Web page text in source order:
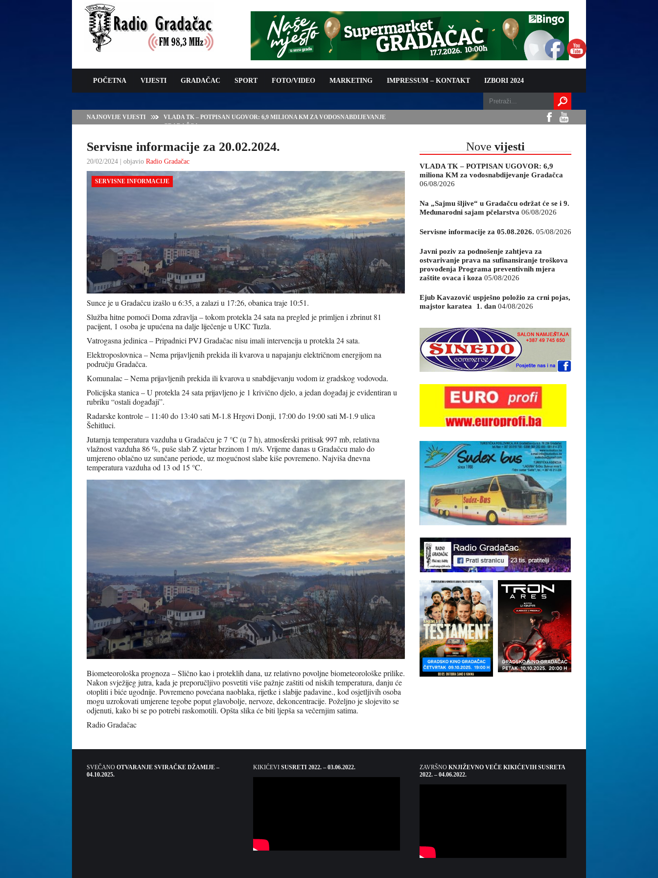
POČETNA VIJESTI GRADAČAC SPORT FOTO/VIDEO MARKETING IMPRESSUM – KONTAKT IZBORI 2024
NAJNOVIJE VIJESTI
VLADA TK – POTPISAN UGOVOR: 6,9 MILIONA KM ZA VODOSNABDIJEVANJE
GRADAČCA
Servisne informacije za 20.02.2024.
20/02/2024 | objavio Radio Gradačac
SERVISNE INFORMACIJE
Sunce je u Gradačcu izašlo u 6:35, a zalazi u 17:26, obanica traje 10:51.
Služba hitne pomoći Doma zdravlja – tokom protekla 24 sata na pregled je primljen i zbrinut 81
pacijent, 1 osoba je upućena na dalje liječenje u UKC Tuzla.
Vatrogasna jedinica – Pripadnici PVJ Gradačac nisu imali intervencija u protekla 24 sata.
Elektroposlovnica – Nema prijavljenih prekida ili kvarova u napajanju električnom energijom na
području Gradačca.
Komunalac – Nema prijavljenih prekida ili kvarova u snabdijevanju vodom iz gradskog vodovoda.
Policijska stanica – U protekla 24 sata prijavljeno je 1 krivično djelo, a jedan događaj je evidentiran u
rubriku “ostali događaji”.
Radarske kontrole – 11:40 do 13:40 sati M-1.8 Hrgovi Donji, 17:00 do 19:00 sati M-1.9 ulica
Šehitluci.
Jutarnja temperatura vazduha u Gradačcu je 7 °C (u 7 h), atmosferski pritisak 997 mb, relativna
vlažnost vazduha 86 %, puše slab Z vjetar brzinom 1 m/s. Vrijeme danas u Gradačcu malo do
umjereno oblačno uz sunčane periode, uz mogućnost slabe kiše povremeno. Najviša dnevna
temperatura vazduha od 13 od 15 °C.
Biometeorološka prognoza – Slično kao i proteklih dana, uz relativno povoljne biometeorološke prilike.
Nakon svježijeg jutra, kada je preporučljivo posvetiti više pažnje zaštiti od niskih temperatura, danju će
otopliti i biće ugodnije. Povremeno povećana naoblaka, rijetke i slabije padavine., kod osjetljivih osoba
mogu uzrokovati umjerene tegobe poput glavobolje, nervoze, dekoncentracije. Poželjno je slojevito se
odjenuti, kako bi se po potrebi raskomotili. Opšta slika će biti ljepša sa večernjim satima.
Radio Gradačac
Nove vijesti
VLADA TK – POTPISAN UGOVOR: 6,9
miliona KM za vodosnabdijevanje Gradačca
06/08/2026
Na „Sajmu šljive“ u Gradačcu održat će se i 9.
Međunarodni sajam pčelarstva 06/08/2026
Servisne informacije za 05.08.2026. 05/08/2026
Javni poziv za podnošenje zahtjeva za
ostvarivanje prava na sufinansiranje troškova
provođenja Programa preventivnih mjera
zaštite ovaca i koza 05/08/2026
Ejub Kavazović uspješno položio za crni pojas,
majstor karatea 1. dan 04/08/2026
SVEČANO OTVARANJE SVIRAČKE DŽAMIJE –
04.10.2025.
KIKIĆEVI SUSRETI 2022. – 03.06.2022. ZAVRŠNO KNJIŽEVNO VEČE KIKIĆEVIH SUSRETA
2022. – 04.06.2022.